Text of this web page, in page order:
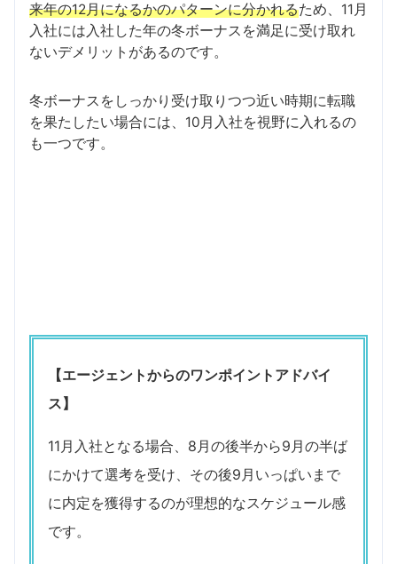
来年の12月になるかのパターンに分かれるため、11月
入社には入社した年の冬ボーナスを満足に受け取れ
ないデメリットがあるのです。
冬ボーナスをしっかり受け取りつつ近い時期に転職
を果たしたい場合には、10月入社を視野に入れるの
も一つです。
【エージェントからのワンポイントアドバイ
ス】
11月入社となる場合、8月の後半から9月の半ば
にかけて選考を受け、その後9月いっぱいまで
に内定を獲得するのが理想的なスケジュール感
です。